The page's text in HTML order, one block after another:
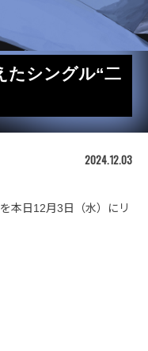
たシングル“二
2024.12.03
本日12月3日（水）にリ